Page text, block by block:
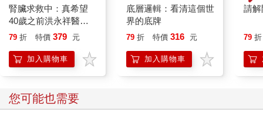
腎臟求救中：真希望
40歲之前洪永祥醫師
就告訴我這些事
79 折 特價 379 元
加入購物車
底層邏輯：看清這個世
界的底牌
79 折 特價 316 元
加入購物車
請解
79 折
您可能也需要